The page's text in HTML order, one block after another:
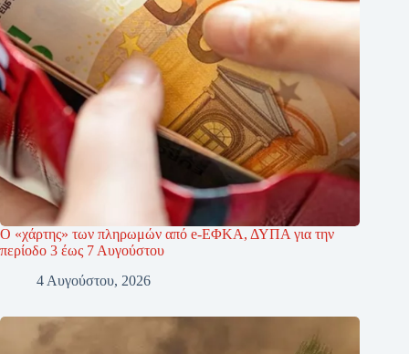
Ο «χάρτης» των πληρωμών από e-ΕΦΚΑ, ΔΥΠΑ για την
περίοδο 3 έως 7 Αυγούστου
4 Αυγούστου, 2026